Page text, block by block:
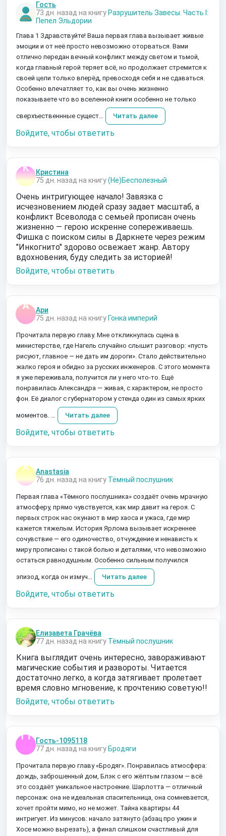
Гость
73 дн. назад на книгу Разрушитель Завесы. Часть I:
Пепел Эльдории
Глава 1 Здравствуйте! Ваша первая глава вызывает живые
эмоции и от неё просто невозможно оторваться. Вами
отлично передан вечный конфликт между светом и тьмой,
когда главный герой теряет всё, но продолжает стремится к
своей цели только вперёд, превосходя себя и не сдаваться.
Особенно впечатляет то, как вы очень жизненно
показываете что во вселенной книги особенно не только
сверхъественнные сущест… Читать далее
Войдите, чтобы ответить
Кристина
75 дн. назад на книгу(Не)Бесполезный
Очень интригующее начало! Завязка с
исчезновением людей сразу задает масштаб, а
конфликт Всеволода с семьей прописан очень
жизненно — герою искренне сопереживаешь.
Фишка с поиском силы в Даркнете через режим
"Инкогнито" здорово освежает жанр. Автору
вдохновения, буду следить за историей!
Войдите, чтобы ответить
Ари
75 дн. назад на книгу Гонка империй
Прочитала первую главу. Мне откликнулась сцена в
министерстве, где Нагель случайно слышит разговор: «пусть
рисуют, главное — не дать им дороги». Стало действительно
жалко героя и обидно за русских инженеров. С этого момента
я уже переживала, получится ли у него что-то. Ещё
понравилась Александра — живая, с характером, не просто
фон. Её диалог с губернатором у стенда один из самых ярких
моментов. … Читать далее
Войдите, чтобы ответить
Anastasia
76 дн. назад на книгу Тёмный послушник
Первая глава «Тёмного послушника» создаёт очень мрачную
атмосферу, прямо чувствуется, как мир давит на героя. С
первых строк нас окунают в мир хаоса и ужаса, где мир
кажется тяжелым. История Ярлома вызывает искреннее
сочувствие — его одиночество, отчуждение и ненависть к
миру прописаны с такой болью и деталями, что невозможно
остаться равнодушным. Особенно сильным получился
эпизод, когда он измуч… Читать далее
Войдите, чтобы ответить
Елизавета Грачёва
77 дн. назад на книгу Тёмный послушник
Книга выглядит очень интересно, завораживают
магические события и развороты. Читается
достаточно легко, а когда затягивает пролетает
время словно мгновение, к прочтению советую!!
Войдите, чтобы ответить
Гость-1095118
77 дн. назад на книгу Бродяги
Прочитала первую главу «Бродяг». Понравилась атмосфера:
дождь, заброшенный дом, Блэк с его жёлтым глазом — всё
это создаёт уникальное настроение. Шарлотта — отличный
персонаж: она не идеальная спасительница, она сомневается,
хочет пройти мимо, но не может. Тайна квартиры 44
интригует. Из минусов: начало затянуто (абзац про ужин и
Хосе можно вырезать), а финал слишком счастливый для